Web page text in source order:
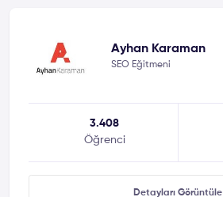
Ayhan Karaman
SEO Eğitmeni
3.408
Öğrenci
Detayları Görüntüle